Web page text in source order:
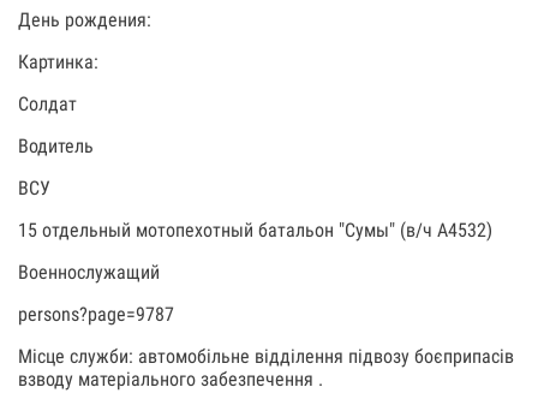
День рождения:
Картинка:
Солдат
Водитель
ВСУ
15 отдельный мотопехотный батальон "Сумы" (в/ч А4532)
Военнослужащий
persons?page=9787
Місце служби: автомобільне відділення підвозу боєприпасів
взводу матеріального забезпечення .